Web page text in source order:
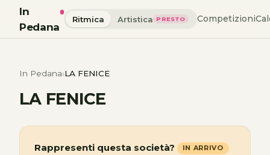
In
Pedana
Ritmica Artistica PRESTO Competizioni
In Pedana LA FENICE
LA FENICE
Rappresenti questa società? IN ARRIVO